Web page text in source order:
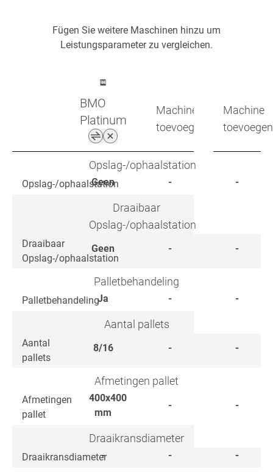
Fügen Sie weitere Maschinen hinzu um
Leistungsparameter zu vergleichen.
BMO
Platinum
Machine
toevoegen
Machine
toevoegen
Opslag-/ophaalstation
Opslag-/ophaalstation
Geen - -
Draaibaar
Opslag-/ophaalstation
Draaibaar
Opslag-/ophaalstation
Geen - -
Palletbehandeling
PalletbehandelingJa - -
Aantal pallets
Aantal
pallets
8/16 - -
Afmetingen pallet
Afmetingen
pallet
400x400
mm
- -
Draaikransdiameter
Draaikransdiameter
- - -